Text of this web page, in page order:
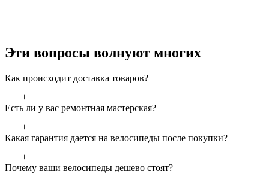
Эти вопросы волнуют многих
Как происходит доставка товаров?
+
Есть ли у вас ремонтная мастерская?
+
Какая гарантия дается на велосипеды после покупки?
+
Почему ваши велосипеды дешево стоят?